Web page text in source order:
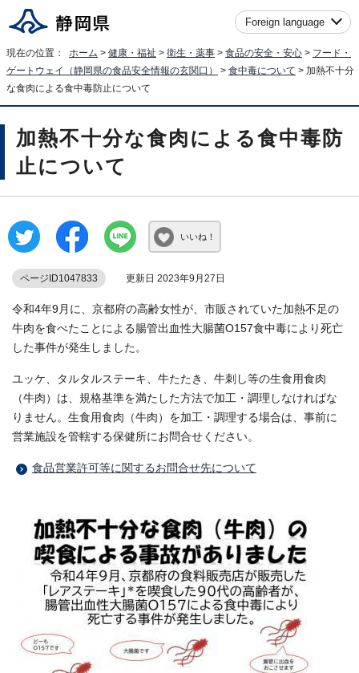
Foreign language
現在の位置： ホーム > 健康・福祉 > 衛生・薬事 > 食品の安全・安心 > フード・
ゲートウェイ（静岡県の食品安全情報の玄関口）
> 食中毒について > 加熱不十分
な食肉による食中毒防止について
加熱不十分な食肉による食中毒防
止について
いいね！
ページID1047833 更新日 2023年9月27日
令和4年9月に、京都府の高齢女性が、市販されていた加熱不足の
牛肉を食べたことによる腸管出血性大腸菌O157食中毒により死亡
した事件が発生しました。
ユッケ、タルタルステーキ、牛たたき、牛刺し等の生食用食肉
（牛肉）は、規格基準を満たした方法で加工・調理しなければな
りません。生食用食肉（牛肉）を加工・調理する場合は、事前に
営業施設を管轄する保健所にお問合せください。
食品営業許可等に関するお問合せ先について